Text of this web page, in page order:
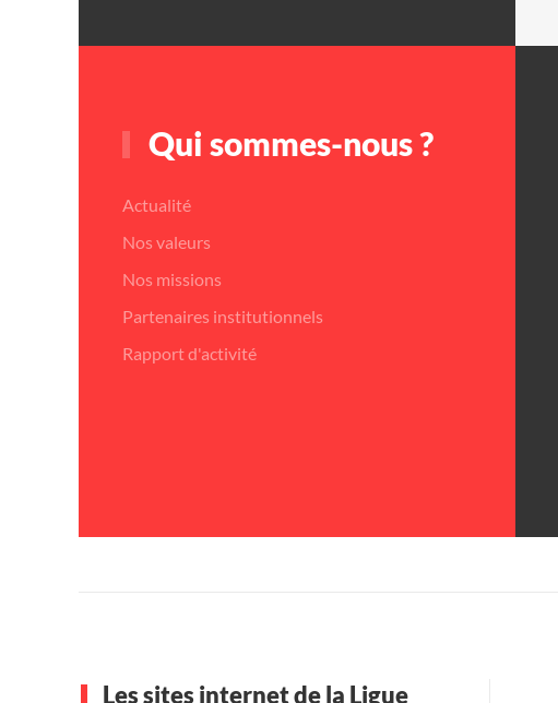
Qui sommes-nous ?
Actualité
Nos valeurs
Nos missions
Partenaires institutionnels
Rapport d'activité
Les sites internet de la Ligue